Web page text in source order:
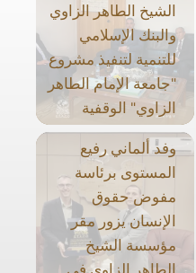
الشيخ الطاهر الزاوي
والبنك الإسلامي
للتنمية لتنفيذ مشروع
"جامعة الإمام الطاهر
الزاوي" الوقفية
وفد ألماني رفيع
المستوى برئاسة
مفوض حقوق
الإنسان يزور مقر
مؤسسة الشيخ